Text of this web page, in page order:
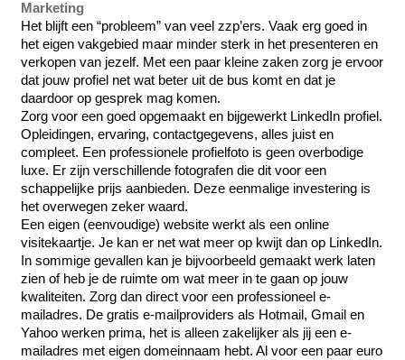
Marketing
Het blijft een “probleem” van veel zzp’ers. Vaak erg goed in
het eigen vakgebied maar minder sterk in het presenteren en
verkopen van jezelf. Met een paar kleine zaken zorg je ervoor
dat jouw profiel net wat beter uit de bus komt en dat je
daardoor op gesprek mag komen.
Zorg voor een goed opgemaakt en bijgewerkt LinkedIn profiel.
Opleidingen, ervaring, contactgegevens, alles juist en
compleet. Een professionele profielfoto is geen overbodige
luxe. Er zijn verschillende fotografen die dit voor een
schappelijke prijs aanbieden. Deze eenmalige investering is
het overwegen zeker waard.
Een eigen (eenvoudige) website werkt als een online
visitekaartje. Je kan er net wat meer op kwijt dan op LinkedIn.
In sommige gevallen kan je bijvoorbeeld gemaakt werk laten
zien of heb je de ruimte om wat meer in te gaan op jouw
kwaliteiten. Zorg dan direct voor een professioneel e-
mailadres. De gratis e-mailproviders als Hotmail, Gmail en
Yahoo werken prima, het is alleen zakelijker als jij een e-
mailadres met eigen domeinnaam hebt. Al voor een paar euro